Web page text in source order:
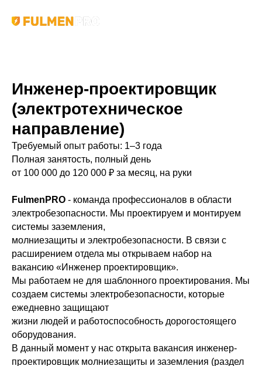
Инженер-проектировщик
(электротехническое
направление)
Требуемый опыт работы: 1–3 года
Полная занятость, полный день
от 100 000 до 120 000 ₽ за месяц, на руки
FulmenPRO - команда профессионалов в области
электробезопасности. Мы проектируем и монтируем
системы заземления,
молниезащиты и электробезопасности. В связи с
расширением отдела мы открываем набор на
вакансию «Инженер проектировщик».
Мы работаем не для шаблонного проектирования. Мы
создаем системы электробезопасности, которые
ежедневно защищают
жизни людей и работоспособность дорогостоящего
оборудования.
В данный момент у нас открыта вакансия инженер-
проектировщик молниезащиты и заземления (раздел